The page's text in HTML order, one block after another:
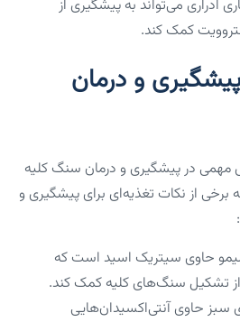
ادراری می‌تواند به پیشگیری از
کمک کند.
و درمان
در پیشگیری و درمان سنگ کلیه
از نکات تغذیه‌ای برای پیشگیری و
حاوی سیتریک اسید است که
از تشکیل سنگ‌های کلیه کمک کند.
سبز حاوی آنتی‌اکسیدان‌هایی